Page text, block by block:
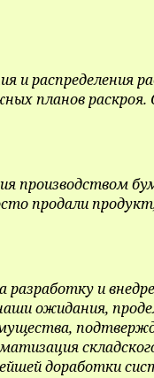
и
планов раскроя.
производством
продали
и
ожидания,
доработки